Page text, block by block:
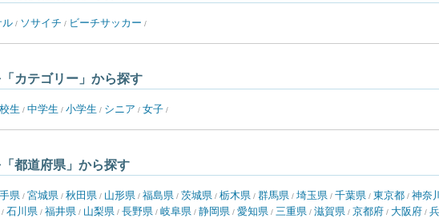
ル / ソサイチ / ビーチサッカー /
カテゴリー」から探す
生 / 中学生 / 小学生 / シニア / 女子 /
都道府県」から探す
県 / 宮城県 / 秋田県 / 山形県 / 福島県 / 茨城県 / 栃木県 / 群馬県 / 埼玉県 / 千葉県 / 東京都 / 神奈
/ 石川県 / 福井県 / 山梨県 / 長野県 / 岐阜県 / 静岡県 / 愛知県 / 三重県 / 滋賀県 / 京都府 / 大阪府 /